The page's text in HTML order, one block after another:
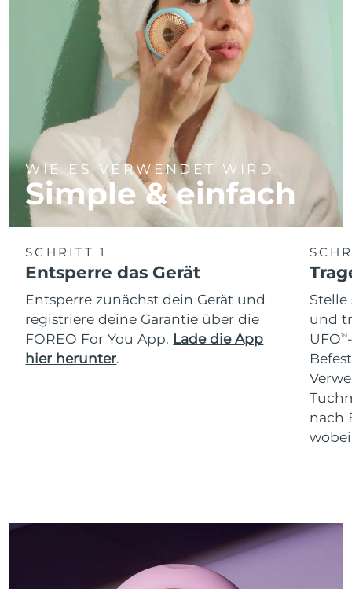
WIE ES VERWENDET WIRD
Simple & einfach
SCHRITT 1
Entsperre das Gerät
Entsperre zunächst dein Gerät und
registriere deine Garantie über die
FOREO For You App. Lade die App
hier herunter.
Stelle
und
UFOTM
nach